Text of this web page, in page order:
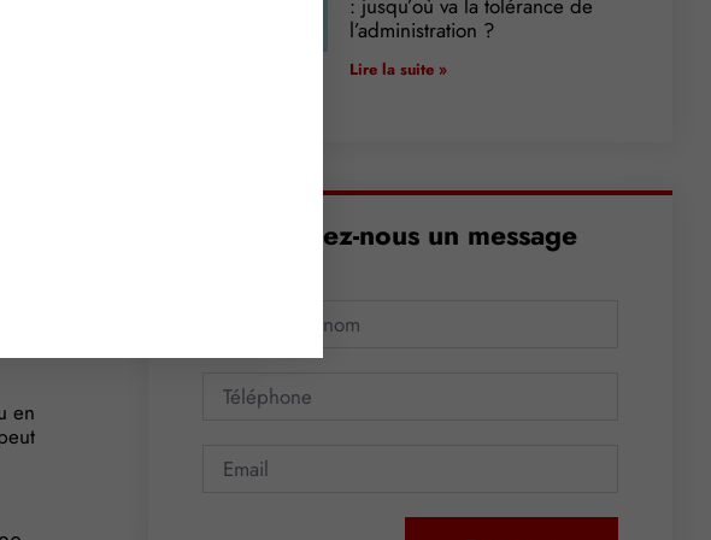
la
en
: jusqu’où va la tolérance de
l’administration ?
Lire la suite »
Envoyez-nous un message